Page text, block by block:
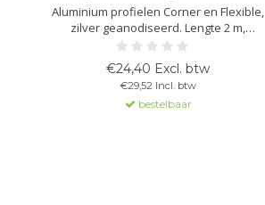
Aluminium profielen Corner en Flexible,
zilver geanodiseerd. Lengte 2 m,
geschikt voor flexibele LED-strips tot 8
mm. Montage met apart verkrijgbare
covers en accessoires.
€24,40 Excl. btw
€29,52 Incl. btw
bestelbaar